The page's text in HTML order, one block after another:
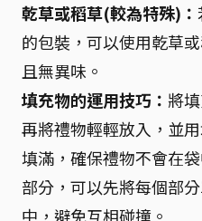
乾草或稻草(較為特殊)：
的包裝，可以使用乾草
且無異味。
填充物的運用技巧： 將
再將禮物輕輕放入，並
填滿，確保禮物不會在
部分，可以先將每個部
中，避免互相碰撞。